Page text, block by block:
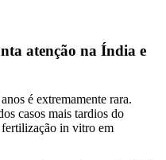
atenção na Índia e
é extremamente rara.
casos mais tardios do
fertilização in vitro em